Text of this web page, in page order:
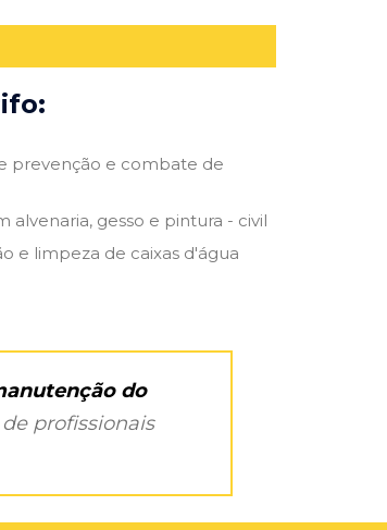
prevenção e combate de
alvenaria, gesso e pintura - civil
e limpeza de caixas d'água
do
profissionais